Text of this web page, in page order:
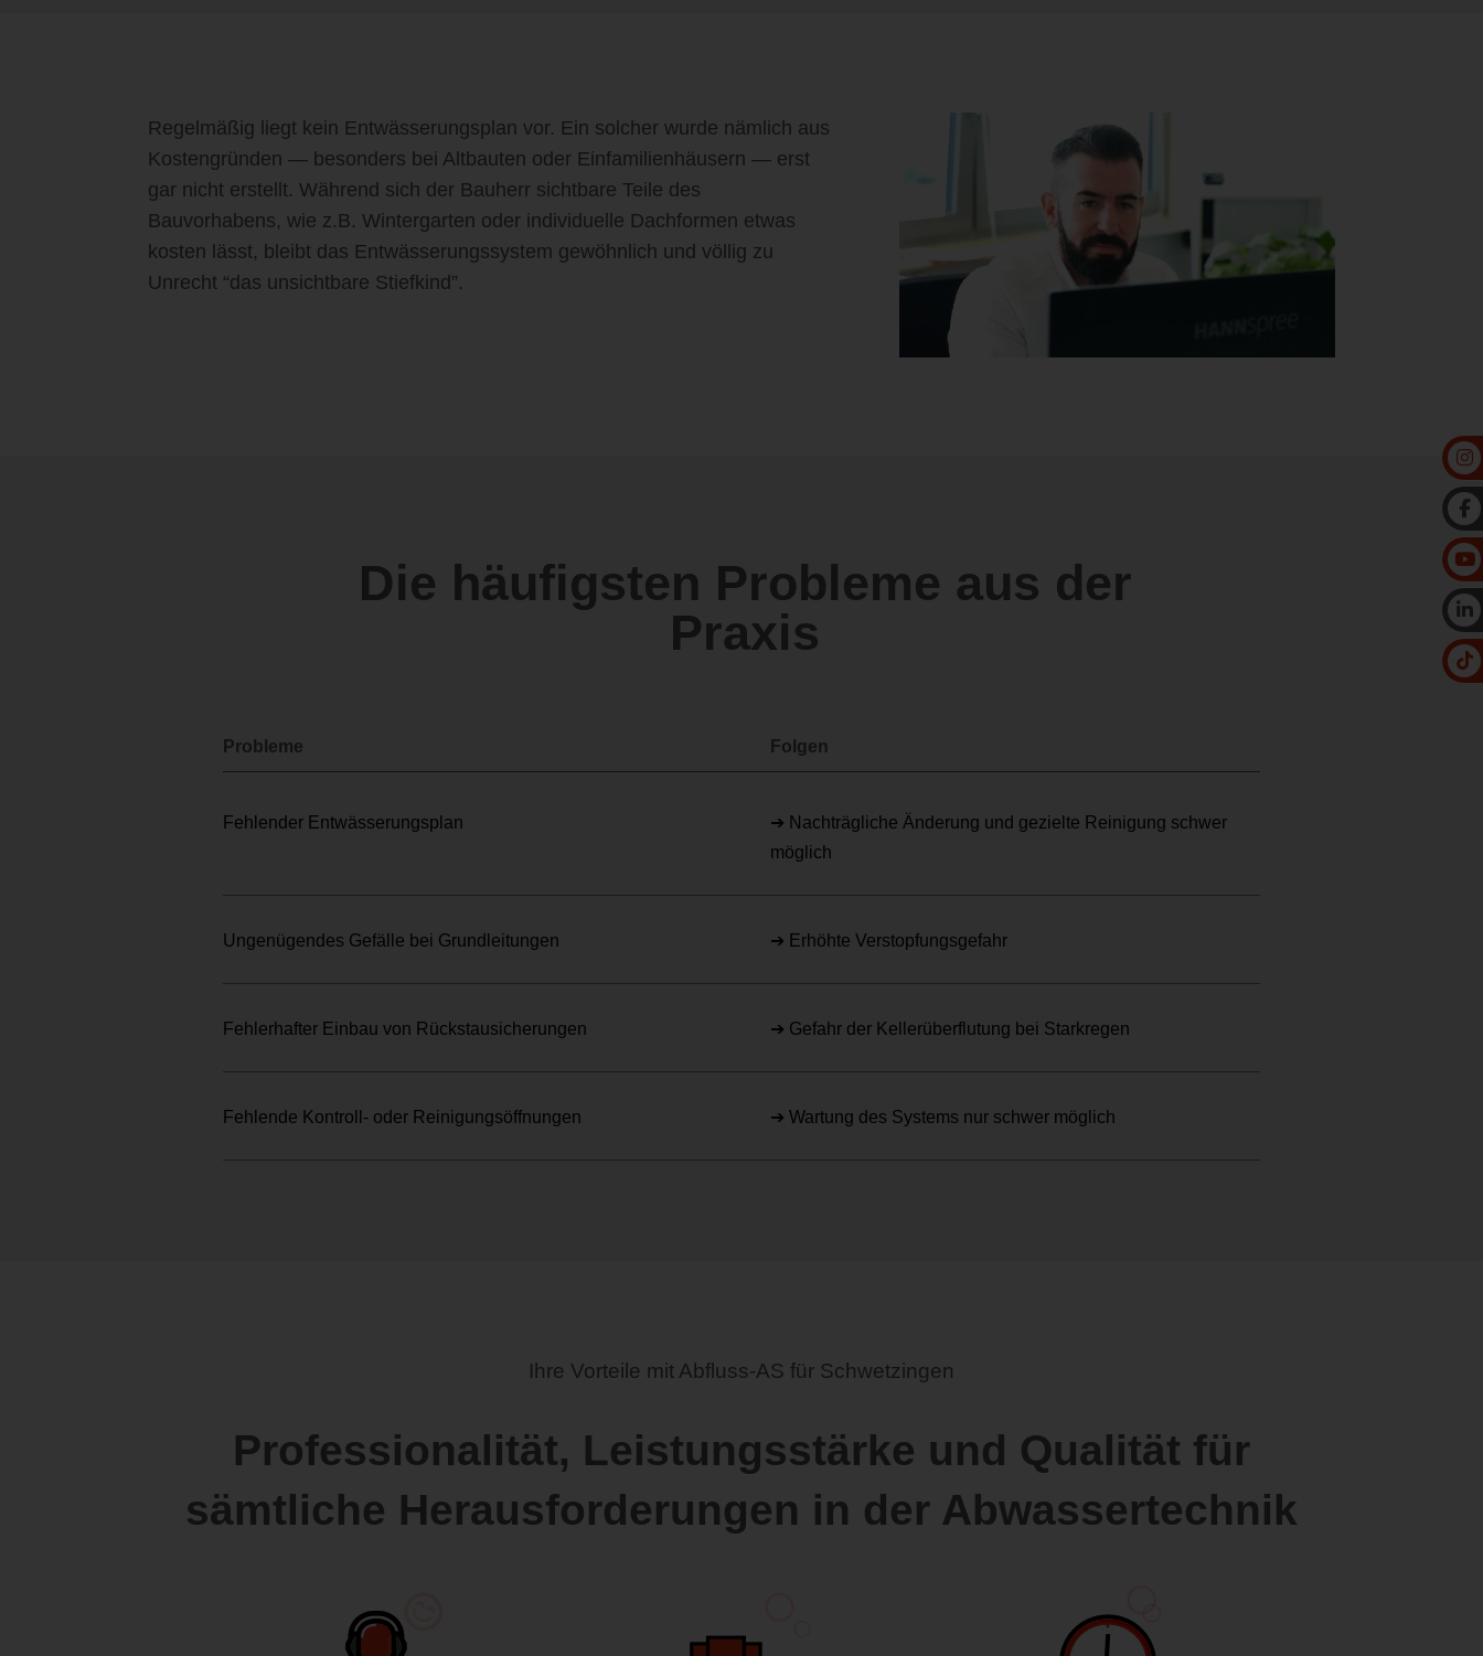
Regelmäßig liegt kein Entwässerungsplan vor. Ein solcher wurde nämlich aus
Kostengründen — besonders bei Altbauten oder Einfamilienhäusern — erst
gar nicht erstellt. Während sich der Bauherr sichtbare Teile des
Bauvorhabens, wie z.B. Wintergarten oder individuelle Dachformen etwas
kosten lässt, bleibt das Entwässerungssystem gewöhnlich und völlig zu
Unrecht “das unsichtbare Stiefkind”.
Die häufigsten Probleme aus der
Praxis
Probleme Folgen
Fehlender Entwässerungsplan
➔ Nachträgliche Änderung und gezielte Reinigung schwer
möglich
Ungenügendes Gefälle bei Grundleitungen ➔ Erhöhte Verstopfungsgefahr
Fehlerhafter Einbau von Rückstausicherungen ➔ Gefahr der Kellerüberflutung bei Starkregen
Fehlende Kontroll- oder Reinigungsöffnungen ➔ Wartung des Systems nur schwer möglich
Ihre Vorteile mit Abfluss-AS für Schwetzingen
Professionalität, Leistungsstärke und Qualität für
sämtliche Herausforderungen in der Abwassertechnik